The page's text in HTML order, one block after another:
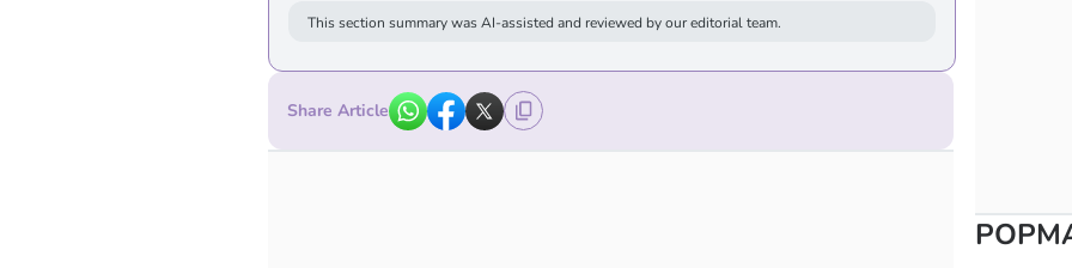
This section summary was AI-assisted and reviewed by our editorial team.
Share Article